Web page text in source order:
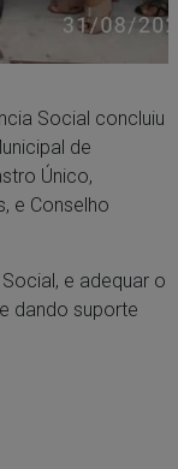
Social concluiu
de
Único,
e Conselho
e adequar o
dando suporte